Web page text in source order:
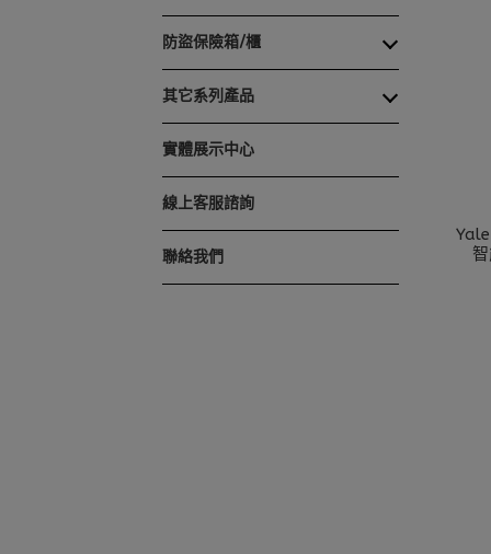
防盜保險箱/櫃
其它系列產品
實體展示中心
線上客服諮詢
聯絡我們